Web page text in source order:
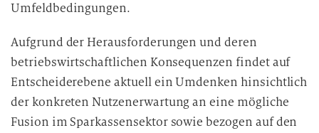
Umfeldbedingungen.
Aufgrund der Herausforderungen und deren
betriebswirtschaftlichen Konsequenzen findet auf
Entscheiderebene aktuell ein Umdenken hinsichtlich
der konkreten Nutzenerwartung an eine mögliche
Fusion im Sparkassensektor sowie bezogen auf den